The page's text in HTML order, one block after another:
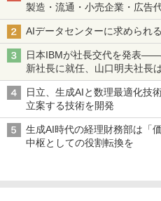
製造・流通・小売企業・広告
AIデータセンターに求められ
日本IBMが社長交代を発表
新社長に就任、山口明夫社長
日立、生成AIと数理最適化技
立案する技術を開発
生成AI時代の経理財務部は
中枢としての役割転換を